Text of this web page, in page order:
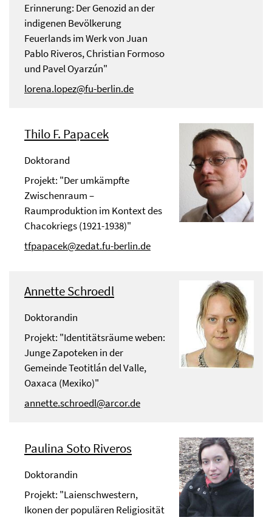
Erinnerung: Der Genozid an der
indigenen Bevölkerung
Feuerlands im Werk von Juan
Pablo Riveros, Christian Formoso
und Pavel Oyarzún"
lorena.lopez@fu-berlin.de
Thilo F. Papacek
Doktorand
Projekt: "Der umkämpfte
Zwischenraum –
Raumproduktion im Kontext des
Chacokriegs (1921-1938)"
tfpapacek@zedat.fu-berlin.de
Annette Schroedl
Doktorandin
Projekt: "Identitätsräume weben:
Junge Zapoteken in der
Gemeinde Teotitlán del Valle,
Oaxaca (Mexiko)"
annette.schroedl@arcor.de
Paulina Soto Riveros
Doktorandin
Projekt: "Laienschwestern,
Ikonen der populären Religiosität